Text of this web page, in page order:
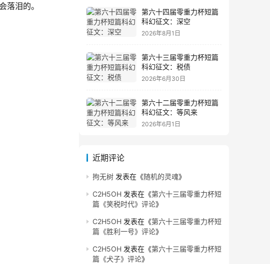
落泪的。
第六十四届零重力杯短篇
科幻征文：深空
2026年8月1日
第六十三届零重力杯短篇
科幻征文：税债
2026年6月30日
第六十二届零重力杯短篇
科幻征文：等风来
2026年6月1日
近期评论
拘无树 发表在《随机的灵魂》
C2H5OH 发表在《第六十三届零重力杯短
篇《笑税时代》评论》
C2H5OH 发表在《第六十三届零重力杯短
篇《胜利一号》评论》
C2H5OH 发表在《第六十三届零重力杯短
篇《犬子》评论》